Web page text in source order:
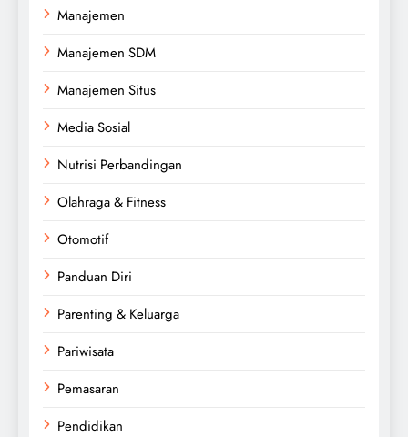
Manajemen
Manajemen SDM
Manajemen Situs
Media Sosial
Nutrisi Perbandingan
Olahraga & Fitness
Otomotif
Panduan Diri
Parenting & Keluarga
Pariwisata
Pemasaran
Pendidikan